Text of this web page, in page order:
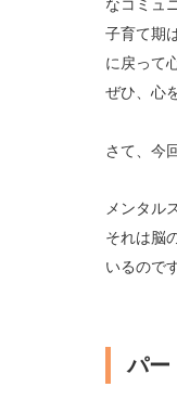
なコミュ
子育て期
に戻って
ぜひ、心
さて、今
メンタル
それは脳
いるので
パー